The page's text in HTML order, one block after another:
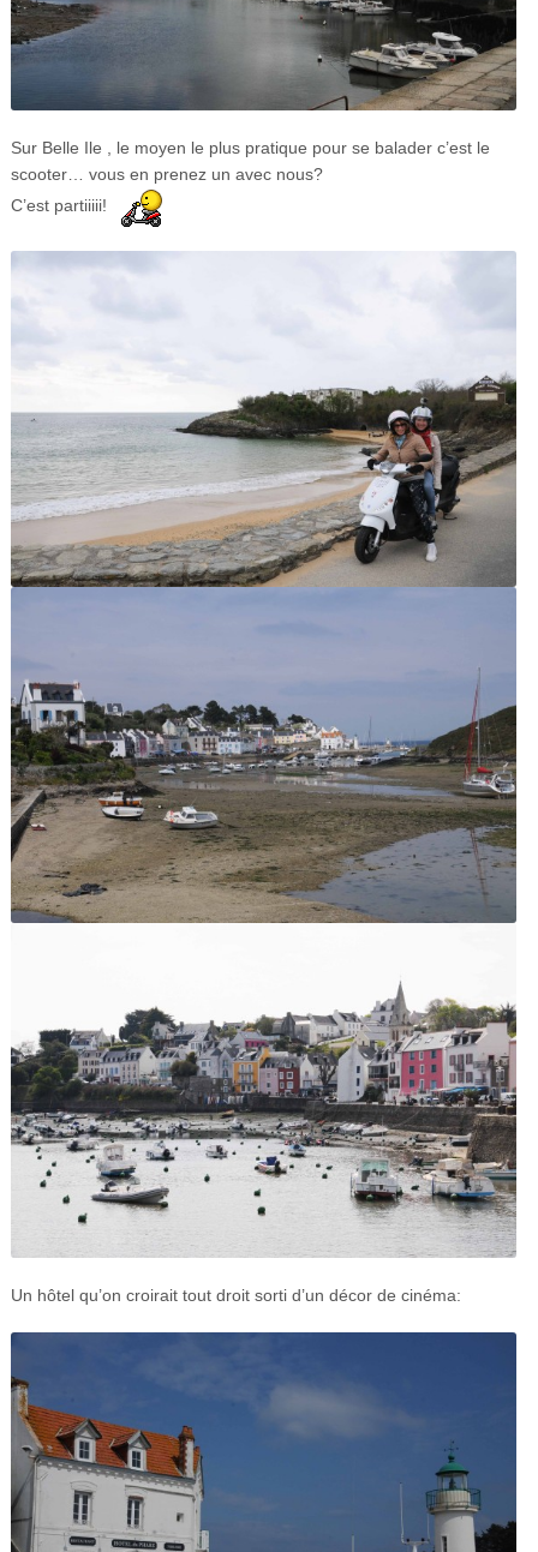
Sur Belle Ile , le moyen le plus pratique pour se balader c’est le
scooter… vous en prenez un avec nous?
C’est partiiiii!
Un hôtel qu’on croirait tout droit sorti d’un décor de cinéma: